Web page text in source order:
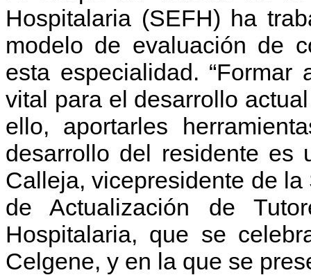
Hospitalaria (SEFH) ha
modelo de evaluación de
esta especialidad.
vital para el desarrollo
ello, aportarles
desarrollo del residente es
Calleja, vicepresidente de
de Actualización de
Hospitalaria, que se
Celgene, y en la que se